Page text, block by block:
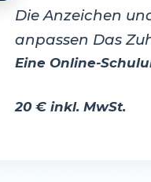
Die Anzeichen
anpassen Das
Eine Online-
20 € inkl. MwSt.